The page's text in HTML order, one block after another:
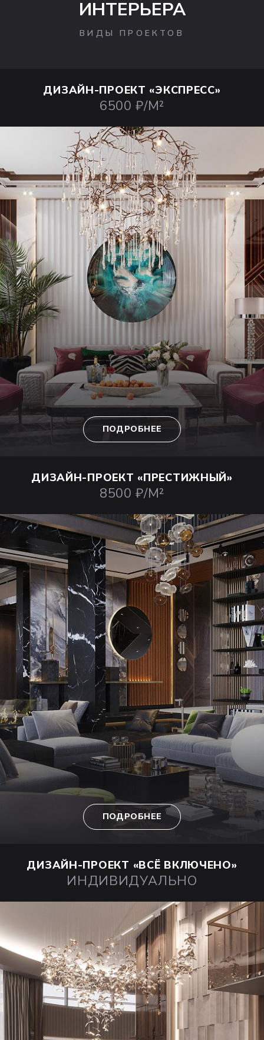
ИНТЕРЬЕРА
ВИДЫ ПРОЕКТОВ
ДИЗАЙН-ПРОЕКТ «ЭКСПРЕСС»
6500 ₽/М²
ПОДРОБНЕЕ
ДИЗАЙН-ПРОЕКТ «ПРЕСТИЖНЫЙ»
8500 ₽/М²
ПОДРОБНЕЕ
ДИЗАЙН-ПРОЕКТ «ВСЁ ВКЛЮЧЕНО»
ИНДИВИДУАЛЬНО